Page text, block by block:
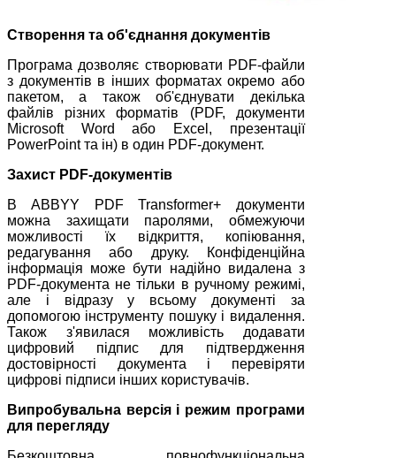
Створення та об'єднання документів
Програма дозволяє створювати PDF-файли
з документів в інших форматах окремо або
пакетом, а також об'єднувати декілька
файлів різних форматів (PDF, документи
Microsoft Word або Excel, презентації
PowerPoint та ін) в один PDF-документ.
Захист PDF-документів
В ABBYY PDF Transformer+ документи
можна захищати паролями, обмежуючи
можливості їх відкриття, копіювання,
редагування або друку. Конфіденційна
інформація може бути надійно видалена з
PDF-документа не тільки в ручному режимі,
але і відразу у всьому документі за
допомогою інструменту пошуку і видалення.
Також з'явилася можливість додавати
цифровий підпис для підтвердження
достовірності документа і перевіряти
цифрові підписи інших користувачів.
Випробувальна версія і режим програми
для перегляду